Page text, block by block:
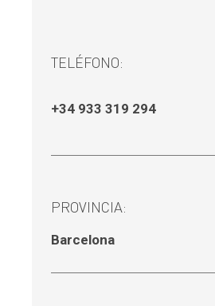
TELÉFONO:
+34 933 319 294
PROVINCIA:
Barcelona